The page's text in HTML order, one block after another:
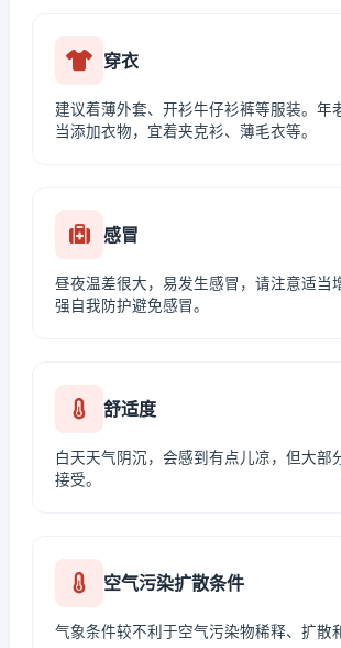
穿衣
建议着薄外套、开衫牛仔衫裤等服装。年
当添加衣物，宜着夹克衫、薄毛衣等。
感冒
昼夜温差很大，易发生感冒，请注意适当
强自我防护避免感冒。
舒适度
白天天气阴沉，会感到有点儿凉，但大部
接受。
空气污染扩散条件
气象条件较不利于空气污染物稀释、扩散